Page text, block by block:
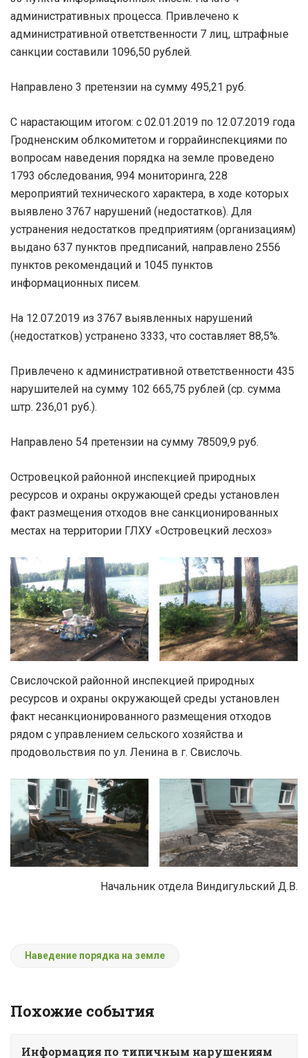
административных процесса. Привлечено к
административной ответственности 7 лиц, штрафные
санкции составили 1096,50 рублей.
Направлено 3 претензии на сумму 495,21 руб.
С нарастающим итогом: с 02.01.2019 по 12.07.2019 года
Гродненским облкомитетом и горрайинспекциями по
вопросам наведения порядка на земле проведено
1793 обследования, 994 мониторинга, 228
мероприятий технического характера, в ходе которых
выявлено 3767 нарушений (недостатков). Для
устранения недостатков предприятиям (организациям)
выдано 637 пунктов предписаний, направлено 2556
пунктов рекомендаций и 1045 пунктов
информационных писем.
На 12.07.2019 из 3767 выявленных нарушений
(недостатков) устранено 3333, что составляет 88,5%.
Привлечено к административной ответственности 435
нарушителей на сумму 102 665,75 рублей (ср. сумма
штр. 236,01 руб.).
Направлено 54 претензии на сумму 78509,9 руб.
Островецкой районной инспекцией природных
ресурсов и охраны окружающей среды установлен
факт размещения отходов вне санкционированных
местах на территории ГЛХУ «Островецкий лесхоз»
Свислочской районной инспекцией природных
ресурсов и охраны окружающей среды установлен
факт несанкционированного размещения отходов
рядом с управлением сельского хозяйства и
продовольствия по ул. Ленина в г. Свислочь.
Начальник отдела Виндигульский Д.В.
Наведение порядка на земле
Похожие события
Информация по типичным нарушениям